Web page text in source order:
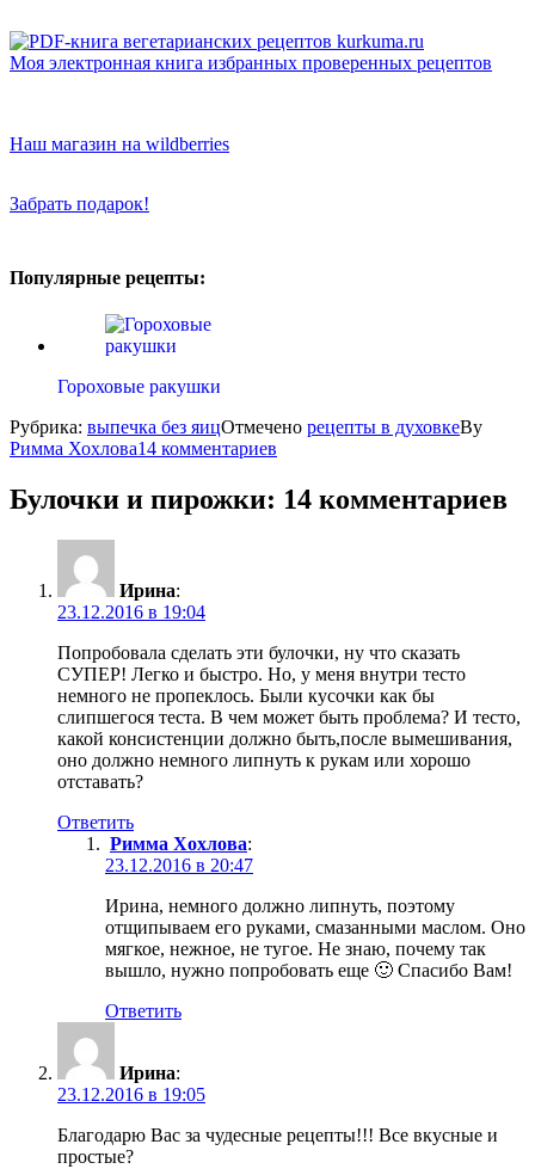
Моя электронная книга избранных проверенных рецептов
Наш магазин на wildberries
Забрать подарок!
Популярные рецепты:
Гороховые ракушки
Рубрика: выпечка без яицОтмечено рецепты в духовкеBy
Римма Хохлова14 комментариев
Булочки и пирожки: 14 комментариев
Ирина:
23.12.2016 в 19:04
Попробовала сделать эти булочки, ну что сказать
СУПЕР! Легко и быстро. Но, у меня внутри тесто
немного не пропеклось. Были кусочки как бы
слипшегося теста. В чем может быть проблема? И тесто,
какой консистенции должно быть,после вымешивания,
оно должно немного липнуть к рукам или хорошо
отставать?
Ответить
Римма Хохлова:
23.12.2016 в 20:47
Ирина, немного должно липнуть, поэтому
отщипываем его руками, смазанными маслом. Оно
мягкое, нежное, не тугое. Не знаю, почему так
вышло, нужно попробовать еще 🙂 Спасибо Вам!
Ответить
Ирина:
23.12.2016 в 19:05
Благодарю Вас за чудесные рецепты!!! Все вкусные и
простые?